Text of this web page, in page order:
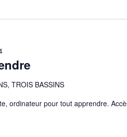
TROIS BASSINS
ordinateur pour tout apprendre.